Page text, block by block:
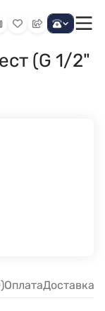
(G 1/2"
ОплатаДоставка